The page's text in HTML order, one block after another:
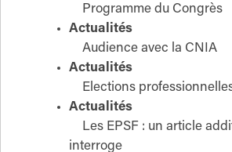
Programme du Congrès
Actualités
Audience avec la CNIA
Actualités
Elections
Actualités
Les EPSF : un article
interroge